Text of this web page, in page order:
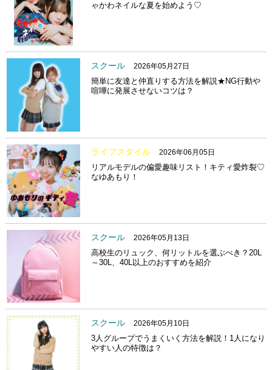
ゃかわネイルな夏を始めよう♡
スクール 2026年05月27日
簡単に友達と仲直りする方法を解説★NG行動や
喧嘩に発展させないコツは？
ライフスタイル 2026年06月05日
リアルモデルの偏愛趣味リスト！キティ愛炸裂♡
なゆあもり！
スクール 2026年05月13日
高校生のリュック、何リットルを選ぶべき？20L
～30L、40L以上のおすすめを紹介
スクール 2026年05月10日
3人グループでうまくいく方法を解説！1人になり
やすい人の特徴は？